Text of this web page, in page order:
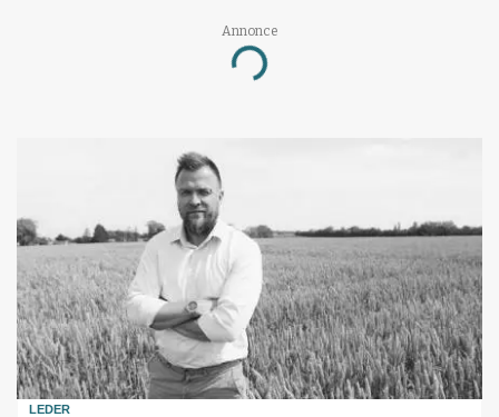
Annonce
Loading...
LEDER